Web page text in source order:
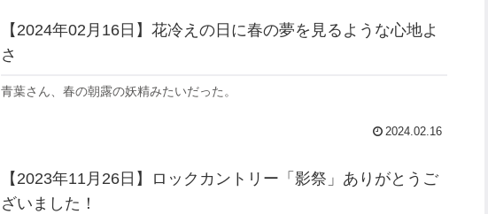
【2024年02月16日】花冷えの日に春の夢を見るような心地よ
さ
青葉さん、春の朝露の妖精みたいだった。
2024.02.16
【2023年11月26日】ロックカントリー「影祭」ありがとうご
ざいました！